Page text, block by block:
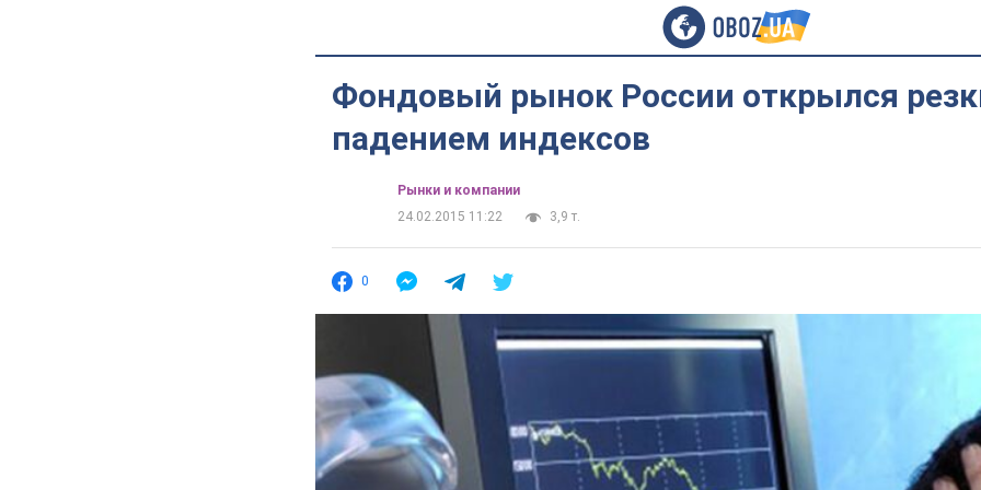
Фондовый рынок России открылся
падением индексов
Рынки и компании
24.02.2015 11:22
3,9 т.
0